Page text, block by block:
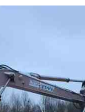
кoпания:...